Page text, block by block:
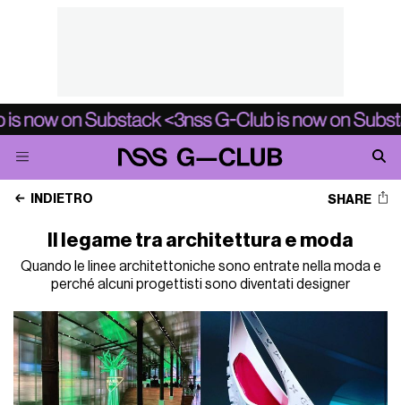
INDIETRO SHARE
Il legame tra architettura e moda
Quando le linee architettoniche sono entrate nella moda e
perché alcuni progettisti sono diventati designer